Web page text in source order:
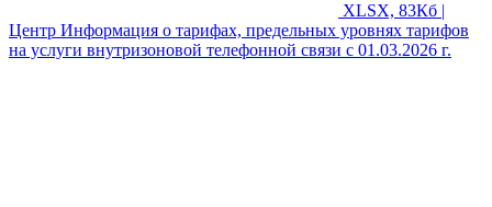
XLSX, 83Кб |
Центр Информация о тарифах, предельных уровнях тарифов
на услуги внутризоновой телефонной связи с 01.03.2026 г.